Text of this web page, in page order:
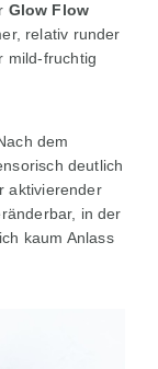
Glow Flow
relativ runder
mild-fruchtig
dem
deutlich
aktivierender
in der
kaum Anlass